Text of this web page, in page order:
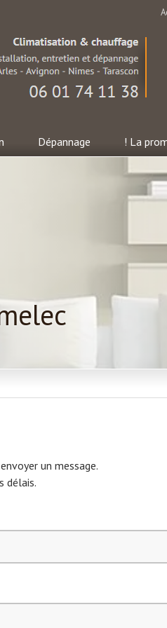
Dépannage ! La
un message.
délais.